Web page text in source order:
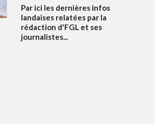
Par ici les dernières infos
landaises relatées par la
rédaction d'FGL et ses
journalistes...